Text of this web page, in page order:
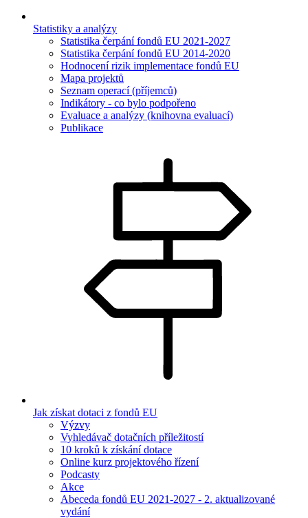
Statistiky a analýzy
Statistika čerpání fondů EU 2021-2027
Statistika čerpání fondů EU 2014-2020
Hodnocení rizik implementace fondů EU
Mapa projektů
Seznam operací (příjemců)
Indikátory - co bylo podpořeno
Evaluace a analýzy (knihovna evaluací)
Publikace
Jak získat dotaci z fondů EU
Výzvy
Vyhledávač dotačních příležitostí
10 kroků k získání dotace
Online kurz projektového řízení
Podcasty
Akce
Abeceda fondů EU 2021-2027 - 2. aktualizované
vydání